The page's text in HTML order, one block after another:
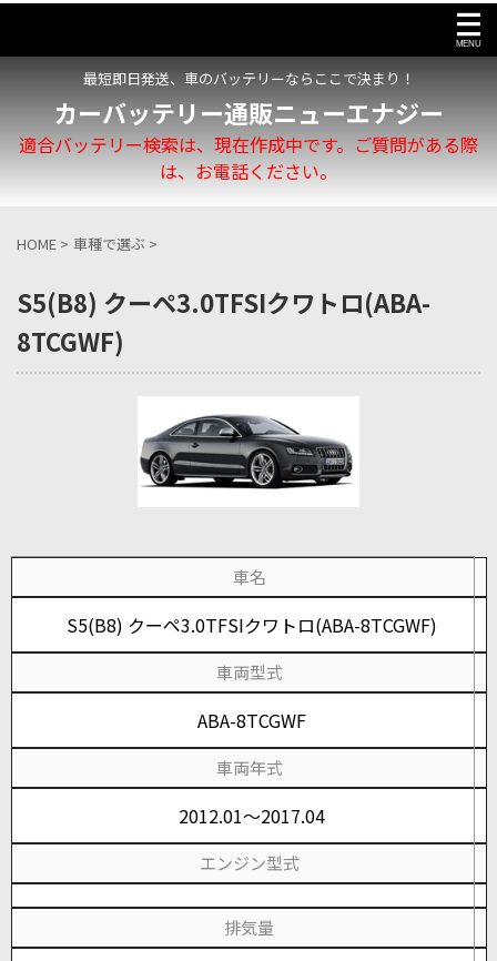
最短即日発送、車のバッテリーならここで決まり！
カーバッテリー通販ニューエナジー
適合バッテリー検索は、現在作成中です。ご質問がある際
は、お電話ください。
HOME > 車種で選ぶ >
S5(B8) クーペ3.0TFSIクワトロ(ABA-
8TCGWF)
車名
S5(B8) クーペ3.0TFSIクワトロ(ABA-8TCGWF)
車両型式
ABA-8TCGWF
車両年式
2012.01～2017.04
エンジン型式
排気量